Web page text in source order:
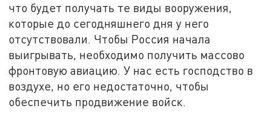
что будет получать те виды вооружения,
которые до сегодняшнего дня у него
отсутствовали. Чтобы Россия начала
выигрывать, необходимо получить массово
фронтовую авиацию. У нас есть господство в
воздухе, но его недостаточно, чтобы
обеспечить продвижение войск.